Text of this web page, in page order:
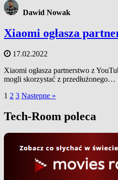
Dawid Nowak
Xiaomi ogłasza
17.02.2022
Xiaomi ogłasza partnerstwo z
mogli skorzystać z przedłużonego…
1 2 3 Następne »
Tech-Room poleca